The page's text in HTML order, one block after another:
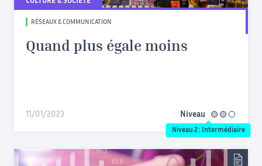
RÉSEAUX & COMMUNICATION
Quand plus égale moins
11/01/2023 Niveau intermédiaire
Niveau 2 : Intermédiaire